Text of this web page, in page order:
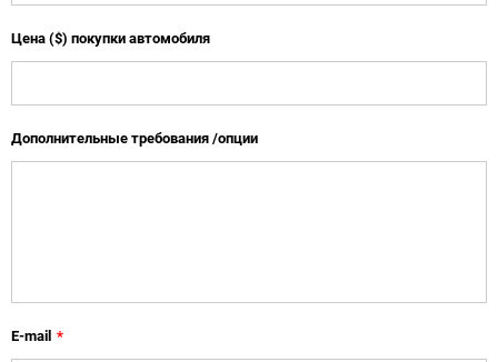
Цена ($) покупки автомобиля
Дополнительные требования /опции
E-mail *